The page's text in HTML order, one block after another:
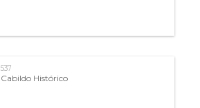
537
Cabildo Histórico